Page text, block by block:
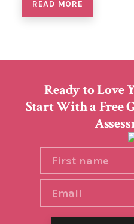
READ MORE
Ready to Love
Start With a Free